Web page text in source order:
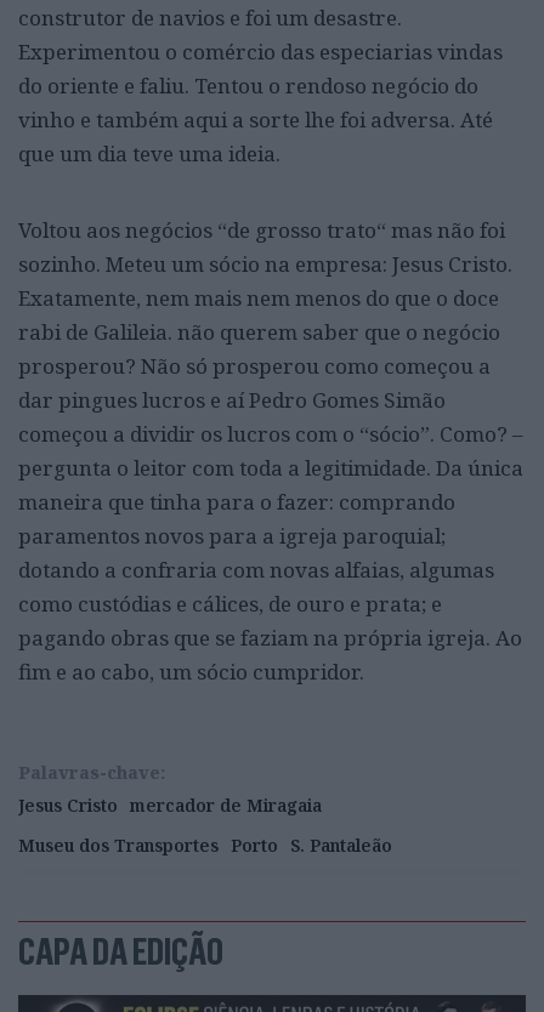
construtor de navios e foi um desastre.
Experimentou o comércio das especiarias vindas
do oriente e faliu. Tentou o rendoso negócio do
vinho e também aqui a sorte lhe foi adversa. Até
que um dia teve uma ideia.
Voltou aos negócios “de grosso trato“ mas não foi
sozinho. Meteu um sócio na empresa: Jesus Cristo.
Exatamente, nem mais nem menos do que o doce
rabi de Galileia. não querem saber que o negócio
prosperou? Não só prosperou como começou a
dar pingues lucros e aí Pedro Gomes Simão
começou a dividir os lucros com o “sócio”. Como? –
pergunta o leitor com toda a legitimidade. Da única
maneira que tinha para o fazer: comprando
paramentos novos para a igreja paroquial;
dotando a confraria com novas alfaias, algumas
como custódias e cálices, de ouro e prata; e
pagando obras que se faziam na própria igreja. Ao
fim e ao cabo, um sócio cumpridor.
Palavras-chave:
Jesus Cristo mercador de Miragaia
Museu dos Transportes Porto S. Pantaleão
CAPA DA EDIÇÃO